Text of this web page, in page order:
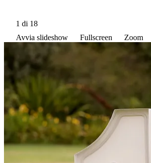
1 di 18
Avvia slideshow
Fullscreen Zoom